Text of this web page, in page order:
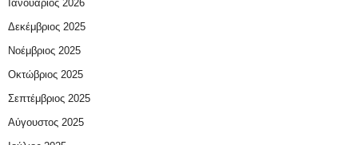
Ιανουάριος 2026
Δεκέμβριος 2025
Νοέμβριος 2025
Οκτώβριος 2025
Σεπτέμβριος 2025
Αύγουστος 2025